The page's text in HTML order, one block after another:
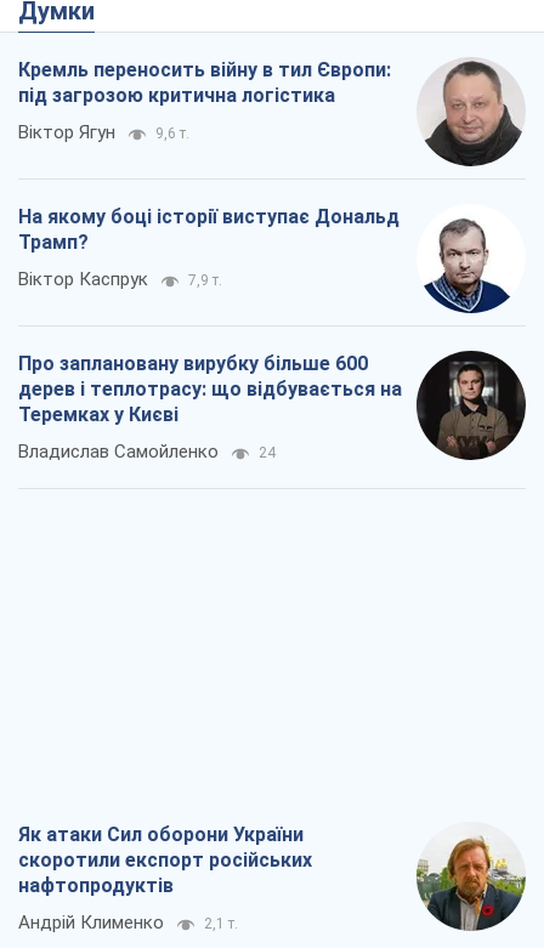
Думки
Кремль переносить війну в тил Європи:
під загрозою критична логістика
Віктор Ягун 9,6 т.
На якому боці історії виступає Дональд
Трамп?
Віктор Каспрук 7,9 т.
Про заплановану вирубку більше 600
дерев і теплотрасу: що відбувається на
Теремках у Києві
Владислав Самойленко 24
Як атаки Сил оборони України
скоротили експорт російських
нафтопродуктів
Андрій Клименко 2,1 т.